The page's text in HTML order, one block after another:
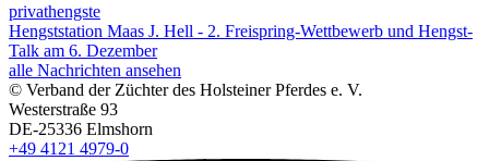
privathengste
Hengststation Maas J. Hell - 2. Freispring-Wettbewerb und Hengst-
Talk am 6. Dezember
alle Nachrichten ansehen
© Verband der Züchter des Holsteiner Pferdes e. V.
Westerstraße 93
DE-25336 Elmshorn
+49 4121 4979-0